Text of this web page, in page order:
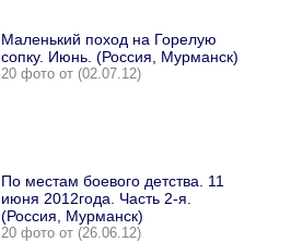
Маленький поход на Горелую
сопку. Июнь. (Россия, Мурманск)
20 фото от (02.07.12)
По местам боевого детства. 11
июня 2012года. Часть 2-я.
(Россия, Мурманск)
20 фото от (26.06.12)